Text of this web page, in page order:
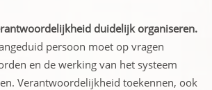
duidelijk organiseren.
persoon moet op vragen
en de werking van het systeem
Verantwoordelijkheid toekennen, ook